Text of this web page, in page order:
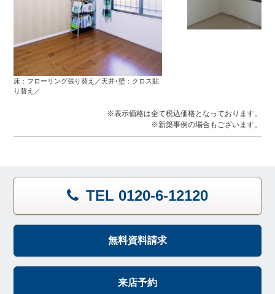
床：フローリング張り替え／天井･壁：クロス貼
り替え／
※表示価格は全て税込価格となっております。
※新築事例の場合もございます。
TEL 0120-6-12120
無料資料請求
来店予約